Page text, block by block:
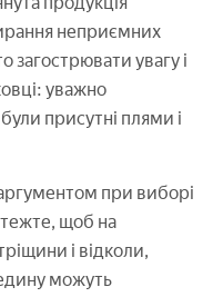
неприємних
загострювати увагу і
уважно
присутні плями і
при виборі
щоб на
і відколи,
можуть